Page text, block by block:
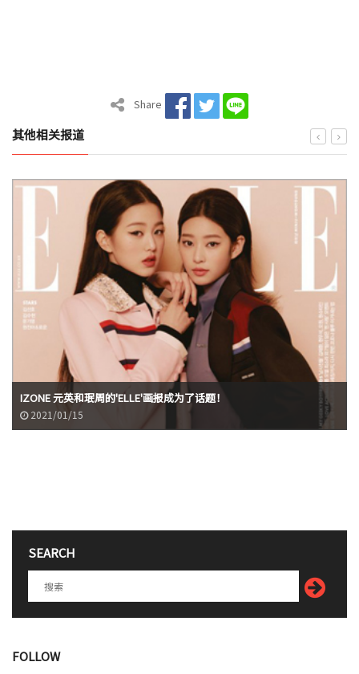
Share
其他相关报道
IZONE 元英和珉周的'ELLE'画报成为了话题！
2021/01/15
SEARCH
FOLLOW